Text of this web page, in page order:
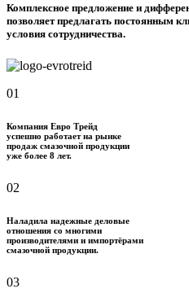
Комплексное предложение и
позволяет предлагать постоянным
условия сотрудничества.
01
Компания Евро Трейд
успешно работает на рынке
продаж смазочной продукции
уже более 8 лет.
02
Наладила надежные деловые
отношения со многими
производителями и импортёрами
смазочной продукции.
03